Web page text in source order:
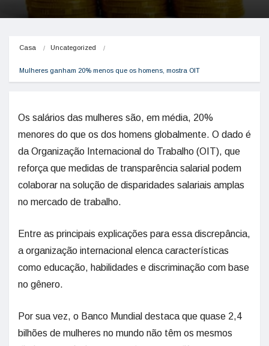
Casa Uncategorized
Mulheres ganham 20% menos que os homens, mostra OIT
Os salários das mulheres são, em média, 20%
menores do que os dos homens globalmente. O dado é
da Organização Internacional do Trabalho (OIT), que
reforça que medidas de transparência salarial podem
colaborar na solução de disparidades salariais amplas
no mercado de trabalho.
Entre as principais explicações para essa discrepância,
a organização internacional elenca características
como educação, habilidades e discriminação com base
no gênero.
Por sua vez, o Banco Mundial destaca que quase 2,4
bilhões de mulheres no mundo não têm os mesmos